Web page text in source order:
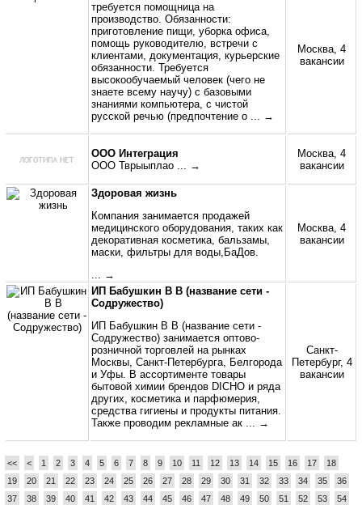
требуется помощница на
производство. Обязанности:
приготовление пищи, уборка офиса,
помощь руководителю, встречи с
клиентами, документация, курьерские
обязанности. Требуется
высокообучаемый человек (чего не
знаете всему научу) с базовыми
знаниями компьютера, с чистой
русской речью (предпочтение о
... →
Москва, 4
вакансии
ООО Интеграция
ООО Тврыыплао
... →
Москва, 4
вакансии
Здоровая жизнь
Компания занимается продажей
медицинского оборудования, таких как
декоративная косметика, бальзамы,
маски, фильтры для воды,БаДов.
... →
Москва, 4
вакансии
ИП Бабушкин В В (название сети -
Содружество)
ИП Бабушкин В В (название сети -
Содружество) занимается оптово-
розничной торговлей на рынках
Москвы, Санкт-Петербурга, Белгорода
и Уфы. В ассортименте товары
бытовой химии брендов DICHO и ряда
других, косметика и парфюмерия,
средства гигиены и продукты питания.
Также проводим рекламные ак
... →
Санкт-
Петербург, 4
вакансии
<< < 1 2 3 4 5 6 7 8 9 10 11 12 13 14 15 16 17
18
19
20 21 22 23 24 25 26 27 28 29 30 31 32 33 34 35
36
37
38 39 40 41 42 43 44 45 46 47 48 49 50 51 52 53
54